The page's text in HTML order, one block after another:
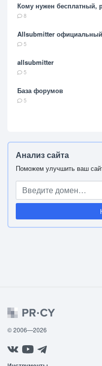
Кому нужен бесплатный,
8
Allsubmitter
5
allsubmitter
5
База форумов
5
Анализ сайта
Поможем улучшить ваш
© 2006—2026